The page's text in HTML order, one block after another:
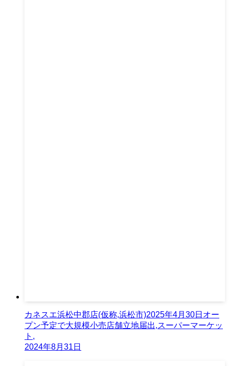
カネスエ浜松中郡店(仮称,浜松市)2025年4月30日オー
プン予定で大規模小売店舗立地届出,スーパーマーケッ
ト,
2024年8月31日